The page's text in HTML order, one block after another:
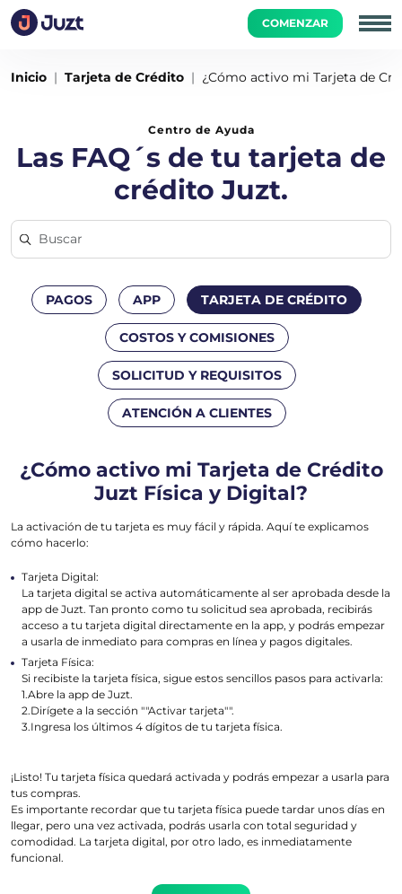
COMENZAR
Inicio Tarjeta de Crédito ¿Cómo activo mi Tarjeta de
Centro de Ayuda
Las FAQ´s de tu tarjeta de
crédito Juzt.
PAGOS APP TARJETA DE CRÉDITO
COSTOS Y COMISIONES
SOLICITUD Y REQUISITOS
ATENCIÓN A CLIENTES
¿Cómo activo mi Tarjeta de Crédito
Juzt Física y Digital?
La activación de tu tarjeta es muy fácil y rápida. Aquí te explicamos
cómo hacerlo:
Tarjeta Digital:
La tarjeta digital se activa automáticamente al ser aprobada desde la
app de Juzt. Tan pronto como tu solicitud sea aprobada, recibirás
acceso a tu tarjeta digital directamente en la app, y podrás empezar
a usarla de inmediato para compras en línea y pagos digitales.
Tarjeta Física:
Si recibiste la tarjeta física, sigue estos sencillos pasos para activarla:
1.Abre la app de Juzt.
2.Dirígete a la sección ""Activar tarjeta"".
3.Ingresa los últimos 4 dígitos de tu tarjeta física.
¡Listo! Tu tarjeta física quedará activada y podrás empezar a usarla para
tus compras.
Es importante recordar que tu tarjeta física puede tardar unos días en
llegar, pero una vez activada, podrás usarla con total seguridad y
comodidad. La tarjeta digital, por otro lado, es inmediatamente
funcional.